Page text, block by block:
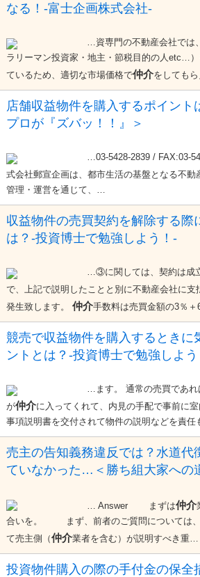
なる！-富士企画株式会社-
…資専門の不動産会社では
ラリーマン投資家・地主・節税目的の人etc…）
ているため、適切な市場価格で仲介をしても
店舗収益物件を購入するポイント
プロが『ズバッ！！』＞
…03-5428-2839 / FAX:03-
式会社郵宣企画は、都市生活の基盤となる不動
管理・運営を通じて、…
収益物件の売買契約を解除する際
は？-投資博士で勉強しよう！-
…③に関しては、契約は成
で、上記で説明したことと別に不動産会社に支
発生致します。 仲介手数料は売買金額の3％＋
競売で収益物件を購入するときに
ントとは？-投資博士で勉強しよ
…ます。 通常の売買であ
が仲介に入ってくれて、内見の手配で事前に
事項説明書を交付されて物件の説明などを責任
売主の告知義務違反では？水道代
ていなかった…＜勝ち組大家への
… Answer まずは仲介
合いを。 まず、前者のご質問については、
て売主側（仲介業者を含む）が説明すべき重…
投資物件購入の際の手付金の保全